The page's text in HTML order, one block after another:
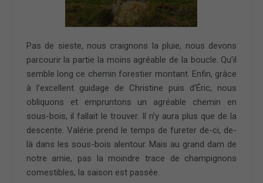
Pas de sieste, nous craignons la pluie, nous devons
parcourir la partie la moins agréable de la boucle. Qu’il
semble long ce chemin forestier montant. Enfin, grâce
à l’excellent guidage de Christine puis d’Éric, nous
obliquons et empruntons un agréable chemin en
sous-bois, il fallait le trouver. Il n’y aura plus que de la
descente. Valérie prend le temps de fureter de-ci, de-
là dans les sous-bois alentour. Mais au grand dam de
notre amie, pas la moindre trace de champignons
comestibles, la saison est passée.